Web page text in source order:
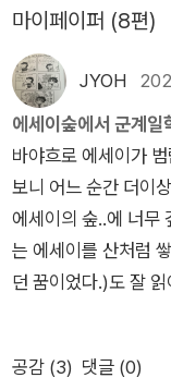
마이페이퍼 (8편)
JYOH
에세이숲에서 군계일
바야흐로 에세이가
보니 어느 순간 더이
에세이의 숲..에 너무
는 에세이를 산처럼
던 꿈이었다.)도 잘
공통점은 바로 시인
지 에세이도 결이 달
공감 (3) 댓글 (0)